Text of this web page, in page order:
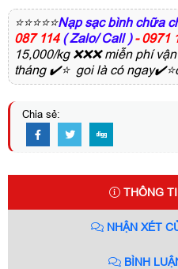
⭐⭐⭐⭐⭐Nạp sạc bình chữa
087 114( Zalo/ Call ) - 0971
15,000/kg ❌❌❌ miễn phí
tháng ✔️⭐ goi là có
Chia sẻ:
THÔNG
NHẬN XÉT
BÌNH